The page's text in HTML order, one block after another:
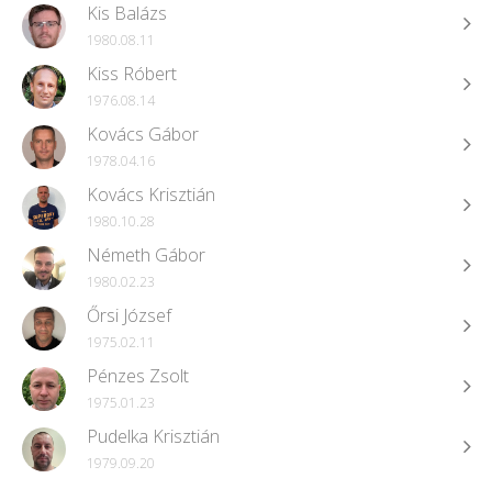
Kis Balázs
1980.08.11
Kiss Róbert
1976.08.14
Kovács Gábor
1978.04.16
Kovács Krisztián
1980.10.28
Németh Gábor
1980.02.23
Őrsi József
1975.02.11
Pénzes Zsolt
1975.01.23
Pudelka Krisztián
1979.09.20